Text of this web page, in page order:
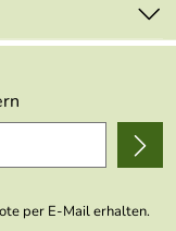
per E-Mail erhalten.